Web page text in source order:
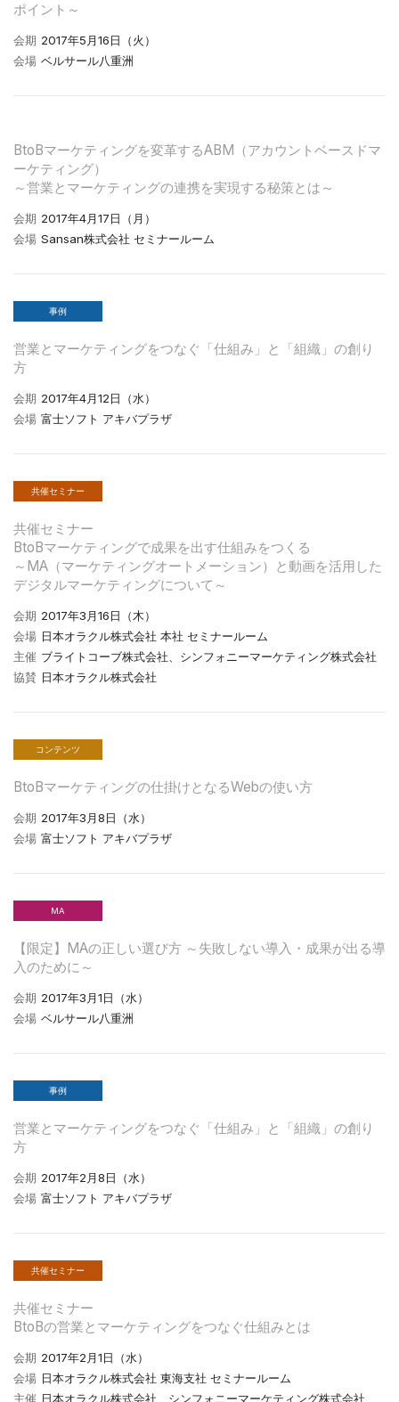
ポイント～
会期 2017年5月16日（火）
会場 ベルサール八重洲
BtoBマーケティングを変革するABM（アカウントベースドマ
ーケティング）
～営業とマーケティングの連携を実現する秘策とは～
会期 2017年4月17日（月）
会場 Sansan株式会社 セミナールーム
事例
営業とマーケティングをつなぐ「仕組み」と「組織」の創り
方
会期 2017年4月12日（水）
会場 富士ソフト アキバプラザ
共催セミナー
共催セミナー
BtoBマーケティングで成果を出す仕組みをつくる
～MA（マーケティングオートメーション）と動画を活用した
デジタルマーケティングについて～
会期 2017年3月16日（木）
会場 日本オラクル株式会社 本社 セミナールーム
主催 ブライトコーブ株式会社、シンフォニーマーケティング株式会社
協賛 日本オラクル株式会社
コンテンツ
BtoBマーケティングの仕掛けとなるWebの使い方
会期 2017年3月8日（水）
会場 富士ソフト アキバプラザ
MA
【限定】MAの正しい選び方 ～失敗しない導入・成果が出る導
入のために～
会期 2017年3月1日（水）
会場 ベルサール八重洲
事例
営業とマーケティングをつなぐ「仕組み」と「組織」の創り
方
会期 2017年2月8日（水）
会場 富士ソフト アキバプラザ
共催セミナー
共催セミナー
BtoBの営業とマーケティングをつなぐ仕組みとは
会期 2017年2月1日（水）
会場 日本オラクル株式会社 東海支社 セミナールーム
主催 日本オラクル株式会社、シンフォニーマーケティング株式会社